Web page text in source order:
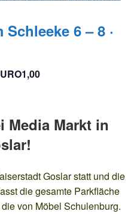
Schleeke 6 – 8 ·
Media Markt in
Goslar statt und die
die gesamte Parkfläche
von Möbel Schulenburg.